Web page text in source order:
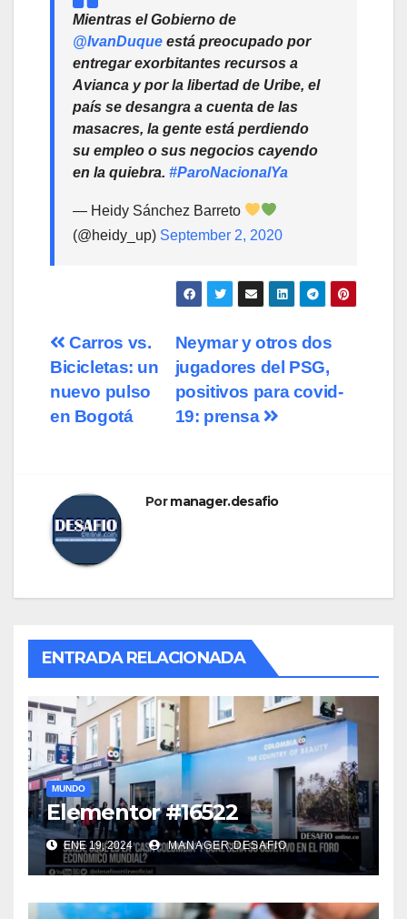
Mientras el Gobierno de
@IvanDuque está preocupado por
entregar exorbitantes recursos a
Avianca y por la libertad de Uribe, el
país se desangra a cuenta de las
masacres, la gente está perdiendo
su empleo o sus negocios cayendo
en la quiebra. #ParoNacionalYa
— Heidy Sánchez Barreto
(@heidy_up) September 2, 2020
Navegación
de
entradas
Neymar y otros dos
jugadores del PSG,
positivos para covid-
19: prensa
Carros vs.
Bicicletas: un
nuevo pulso
en Bogotá
Pormanager.desafio
ENTRADA RELACIONADA
MUNDO
Elementor #16522
ENE 19, 2024 MANAGER.DESAFIO